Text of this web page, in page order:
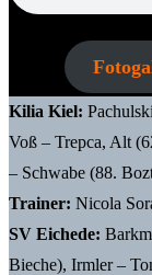
Kilia Kiel:
Voß – Trepca, Alt
– Schwabe (88.
Trainer: Nicola
SV Eichede:
Bieche), Irmler –